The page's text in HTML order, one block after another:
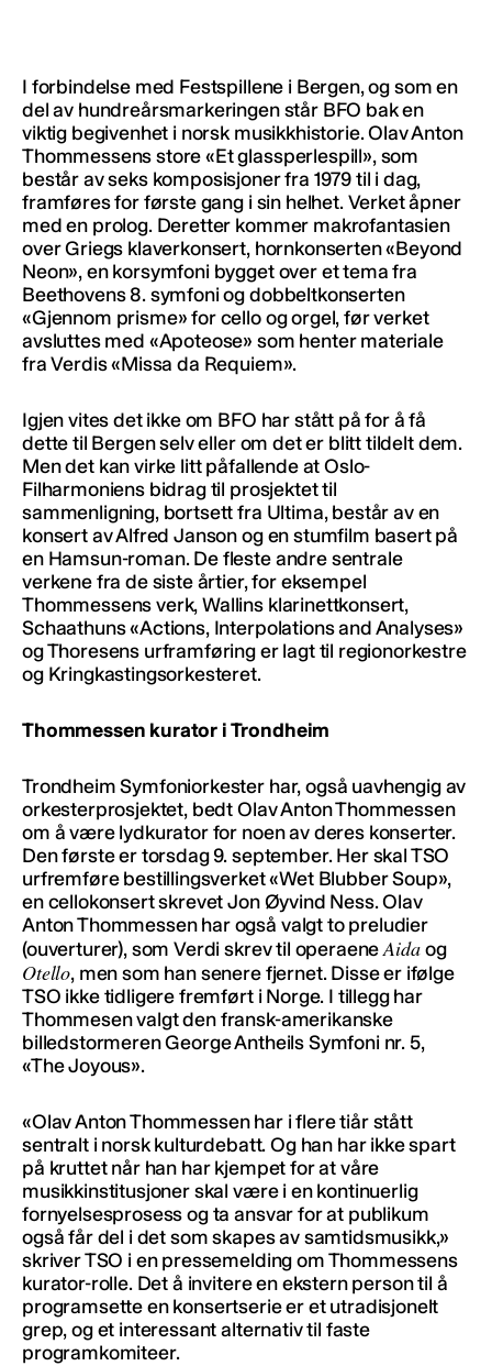
I forbindelse med Festspillene i Bergen, og som en
del av hundreårsmarkeringen står BFO bak en
viktig begivenhet i norsk musikkhistorie. Olav Anton
Thommessens store «Et glassperlespill», som
består av seks komposisjoner fra 1979 til i dag,
framføres for første gang i sin helhet. Verket åpner
med en prolog. Deretter kommer makrofantasien
over Griegs klaverkonsert, hornkonserten «Beyond
Neon», en korsymfoni bygget over et tema fra
Beethovens 8. symfoni og dobbeltkonserten
«Gjennom prisme» for cello og orgel, før verket
avsluttes med «Apoteose» som henter materiale
fra Verdis «Missa da Requiem».
Igjen vites det ikke om BFO har stått på for å få
dette til Bergen selv eller om det er blitt tildelt dem.
Men det kan virke litt påfallende at Oslo-
Filharmoniens bidrag til prosjektet til
sammenligning, bortsett fra Ultima, består av en
konsert av Alfred Janson og en stumfilm basert på
en Hamsun-roman. De fleste andre sentrale
verkene fra de siste årtier, for eksempel
Thommessens verk, Wallins klarinettkonsert,
Schaathuns «Actions, Interpolations and Analyses»
og Thoresens urframføring er lagt til regionorkestre
og Kringkastingsorkesteret.
Thommessen kurator i Trondheim
Trondheim Symfoniorkester har, også uavhengig av
orkesterprosjektet, bedt Olav Anton Thommessen
om å være lydkurator for noen av deres konserter.
Den første er torsdag 9. september. Her skal TSO
urfremføre bestillingsverket «Wet Blubber Soup»,
en cellokonsert skrevet Jon Øyvind Ness. Olav
Anton Thommessen har også valgt to preludier
(ouverturer), som Verdi skrev til operaeneAidaog
Otello, men som han senere fjernet. Disse er ifølge
TSO ikke tidligere fremført i Norge. I tillegg har
Thommesen valgt den fransk-amerikanske
billedstormeren George Antheils Symfoni nr. 5,
«The Joyous».
«Olav Anton Thommessen har i flere tiår stått
sentralt i norsk kulturdebatt. Og han har ikke spart
på kruttet når han har kjempet for at våre
musikkinstitusjoner skal være i en kontinuerlig
fornyelsesprosess og ta ansvar for at publikum
også får del i det som skapes av samtidsmusikk,»
skriver TSO i en pressemelding om Thommessens
kurator-rolle. Det å invitere en ekstern person til å
programsette en konsertserie er et utradisjonelt
grep, og et interessant alternativ til faste
programkomiteer.